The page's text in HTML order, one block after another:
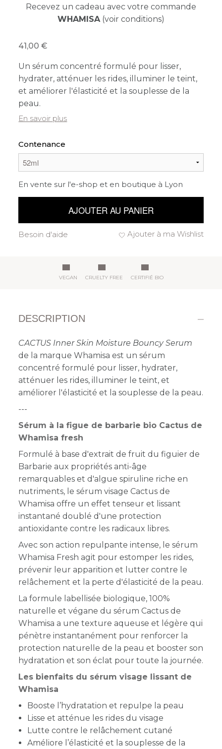
Recevez un cadeau avec votre commande
WHAMISA(voir conditions)
41,00
Un sérum concentré formulé pour lisser,
hydrater, atténuer les rides, illuminer le teint,
et améliorer l'élasticité et la souplesse de la
peau.
En savoir plus
Contenance
En vente sur l'e-shop et en boutique à Lyon
AJOUTER AU PANIER
Ajouter à ma Wishlist
Besoin d'aide
VEGAN CRUELTY FREE CERTIFIÉ BIO
DESCRIPTION
CACTUS Inner Skin Moisture Bouncy Serum
de la marque Whamisa est un sérum
concentré formulé pour lisser, hydrater,
atténuer les rides, illuminer le teint, et
améliorer l'élasticité et la souplesse de la peau.
---
Sérum à la figue de barbarie bio Cactus de
Whamisa fresh
Formulé à base d'extrait de fruit du figuier de
Barbarie aux propriétés anti-âge
remarquables et d'algue spiruline riche en
nutriments, le sérum visage Cactus de
Whamisa offre un effet tenseur et lissant
instantané doublé d'une protection
antioxidante contre les radicaux libres.
Avec son action repulpante intense, le sérum
Whamisa Fresh agit pour estomper les rides,
prévenir leur apparition et lutter contre le
relâchement et la perte d'élasticité de la peau.
La formule labellisée biologique, 100%
naturelle et végane du sérum Cactus de
Whamisa a une texture aqueuse et légère qui
pénètre instantanément pour renforcer la
protection naturelle de la peau et booster son
hydratation et son éclat pour toute la journée.
Les bienfaits du sérum visage lissant de
Whamisa
Booste l’hydratation et repulpe la peau
Lisse et atténue les rides du visage
Lutte contre le relâchement cutané
Améliore l’élasticité et la souplesse de la